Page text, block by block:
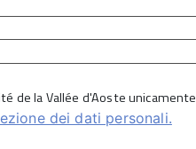
de la Vallée d'Aoste unicamente
dei dati personali.